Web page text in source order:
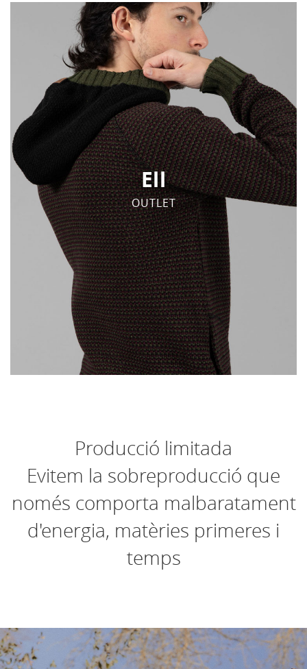
Ell
OUTLET
Producció limitada
Evitem la sobreproducció que
només comporta malbaratament
d'energia, matèries primeres i
temps